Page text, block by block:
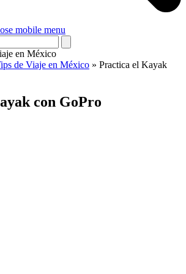
mobile menu
en México
de Viaje en México » Practica el Kayak
con GoPro